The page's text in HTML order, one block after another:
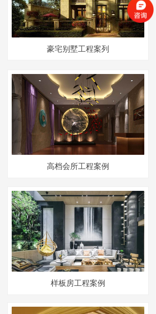
样板房工程案例
豪宅别墅工程案列
高档会所工程案例